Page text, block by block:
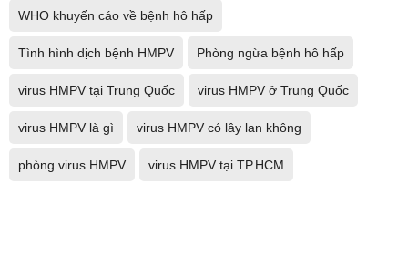
WHO khuyến cáo về bệnh hô hấp
Tình hình dịch bệnh HMPV Phòng ngừa bệnh hô hấp
virus HMPV tại Trung Quốc virus HMPV ở Trung Quốc
virus HMPV là gì virus HMPV có lây lan không
phòng virus HMPV virus HMPV tại TP.HCM